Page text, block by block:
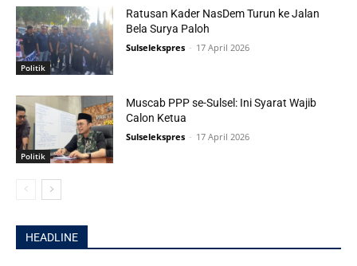
Politik
Ratusan Kader NasDem Turun ke Jalan
Bela Surya Paloh
Sulselekspres - 17 April 2026
Politik
Muscab PPP se-Sulsel: Ini Syarat Wajib
Calon Ketua
Sulselekspres - 17 April 2026
HEADLINE